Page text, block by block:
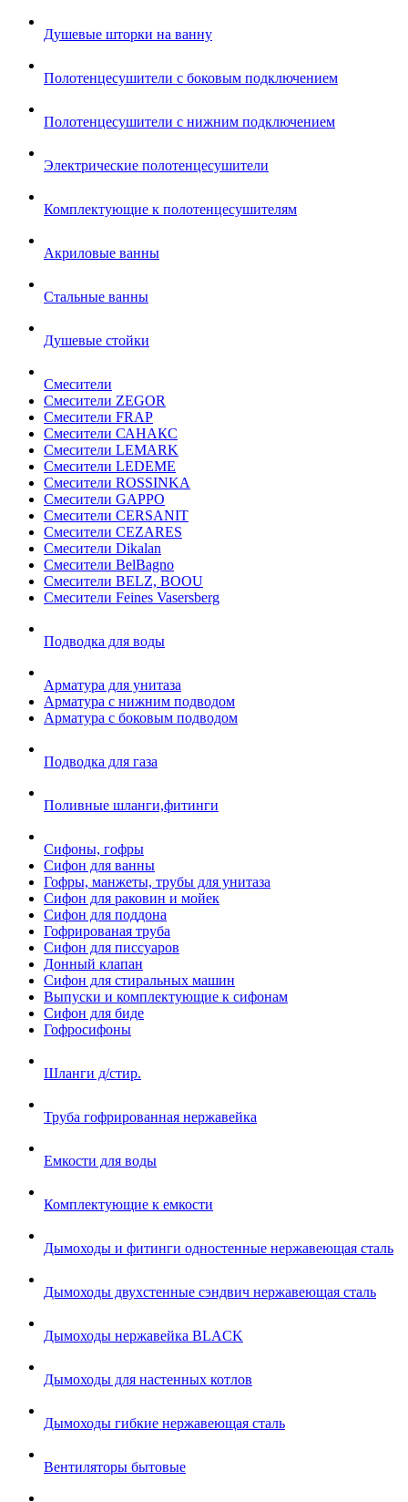
Душевые шторки на ванну
Полотенцесушители с боковым подключением
Полотенцесушители с нижним подключением
Электрические полотенцесушители
Комплектующие к полотенцесушителям
Акриловые ванны
Стальные ванны
Душевые стойки
Смесители
Смесители ZEGOR
Смесители FRAP
Смесители САНАКС
Смесители LEMARK
Смесители LEDEME
Смесители ROSSINKA
Смесители GAPPO
Смесители CERSANIT
Смесители CEZARES
Смесители Dikalan
Смесители BelBagno
Смесители BELZ, BOOU
Смесители Feines Vasersberg
Подводка для воды
Арматура для унитаза
Арматура с нижним подводом
Арматура с боковым подводом
Подводка для газа
Поливные шланги,фитинги
Сифоны, гофры
Сифон для ванны
Гофры, манжеты, трубы для унитаза
Сифон для раковин и мойек
Сифон для поддона
Гофрированая труба
Сифон для писсуаров
Донный клапан
Сифон для стиральных машин
Выпуски и комплектующие к сифонам
Сифон для биде
Гофросифоны
Шланги д/стир.
Труба гофрированная нержавейка
Емкости для воды
Комплектующие к емкости
Дымоходы и фитинги одностенные нержавеющая сталь
Дымоходы двухстенные сэндвич нержавеющая сталь
Дымоходы нержавейка BLACK
Дымоходы для настенных котлов
Дымоходы гибкие нержавеющая сталь
Вентиляторы бытовые